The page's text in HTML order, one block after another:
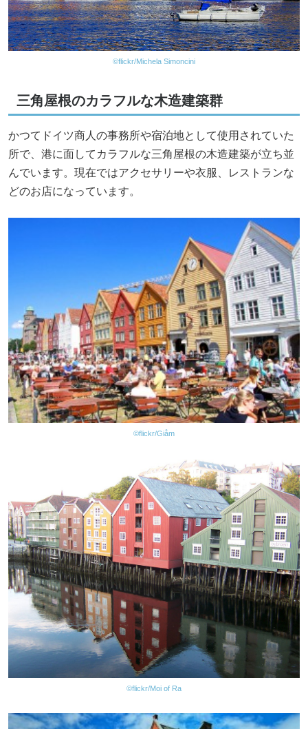
©flickr/Michela Simoncini
三角屋根のカラフルな木造建築群
かつてドイツ商人の事務所や宿泊地として使用されていた
所で、港に面してカラフルな三角屋根の木造建築が立ち並
んでいます。現在ではアクセサリーや衣服、レストランな
どのお店になっています。
©flickr/Giåm
©flickr/Moi of Ra